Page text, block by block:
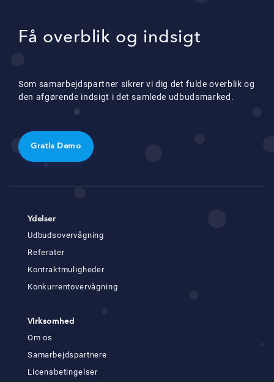
Få overblik og indsigt
Som samarbejdspartner sikrer vi dig det fulde overblik og
den afgørende indsigt i det samlede udbudsmarked.
Gratis Demo
Virksomhed
Om os
Samarbejdspartnere
Licensbetingelser
Ydelser
Udbudsovervågning
Referater
Kontraktmuligheder
Konkurrentovervågning